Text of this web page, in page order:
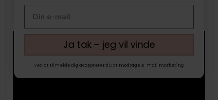
Ja tak – jeg vil vinde
Ved at tilmelde dig accepterer du at modtage e-mail marketing